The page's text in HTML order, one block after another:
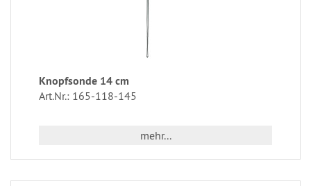
Knopfsonde 14 cm
Art.Nr.: 165-118-145
mehr...